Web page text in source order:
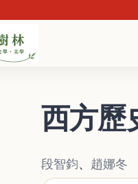
西方歷
段智鈞、 趙娜冬